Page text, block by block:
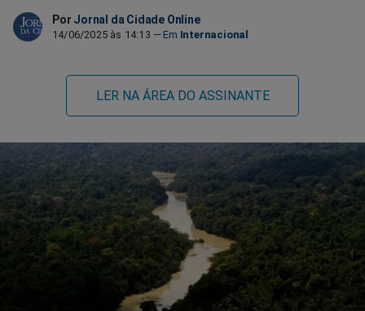
Por Jornal da Cidade Online
14/06/2025 às 14:13 Internacional
LER NA ÁREA DO ASSINANTE